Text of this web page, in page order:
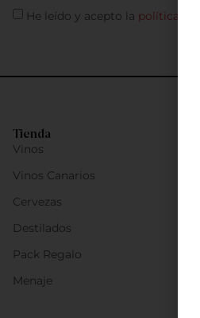
Tienda
Vinos
Vinos Canarios
Cervezas
Destilados
Pack Regalo
Menaje
He leído y acepto la política de